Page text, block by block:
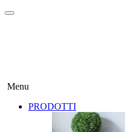
Menu
PRODOTTI